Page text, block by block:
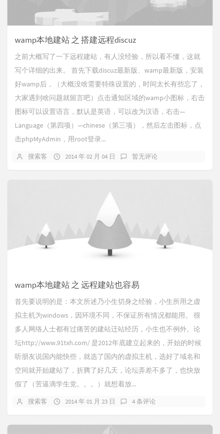
wamp本地建站 之 搭建远程discuz
之前大概写了一下远程建站，有人没经验，所以看不懂，这就
写个详细的出来。 首先下载discuz最新版、wamp最新版，安装
好wamp后，（大概没啥需要特殊设置的，时间太长有些忘了，
大家遇到啥问题就留言吧）点击通知区域的wamp小图标，右击
图标可以设置语言，默认是英语，可以改为汉语，右击—
Language（第四项）—chinese（第三项），然后左击图标，点
击phpMyAdmin，用root登录...
搜索客 2014 年 02 月 04 日 暂无评论
wamp本地建站 之 远程建站也容易
首先要说明的是：本文所述乃小生切身之经验，小生所用之虚
拟主机为windows，因环境不同，不保证所有情况都能用。 很
多人网络人士都有过痛苦的建站迁站经历，小生也不例外。论
坛http://www.91txh.com/ 是2012年底建立起来的，开始的时候
听朋友说国内能快些，就选了国内的虚拟主机，选好了域名和
空间就开始建站了，折腾了好几天，论坛弄差不多了，也快放
假了（苦逼滴学生党。。。）就想着放...
搜索客 2014 年 01 月 23 日 4 条评论